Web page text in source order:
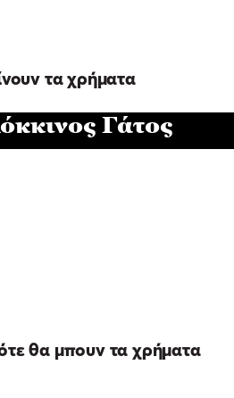
τα χρήματα
Γάτος
θα μπουν τα χρήματα